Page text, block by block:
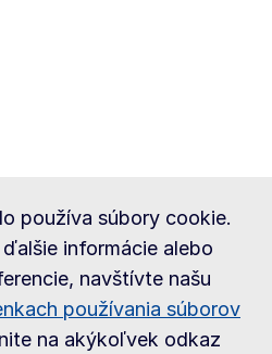
používa súbory cookie.
informácie alebo
navštívte našu
používania súborov
na akýkoľvek odkaz